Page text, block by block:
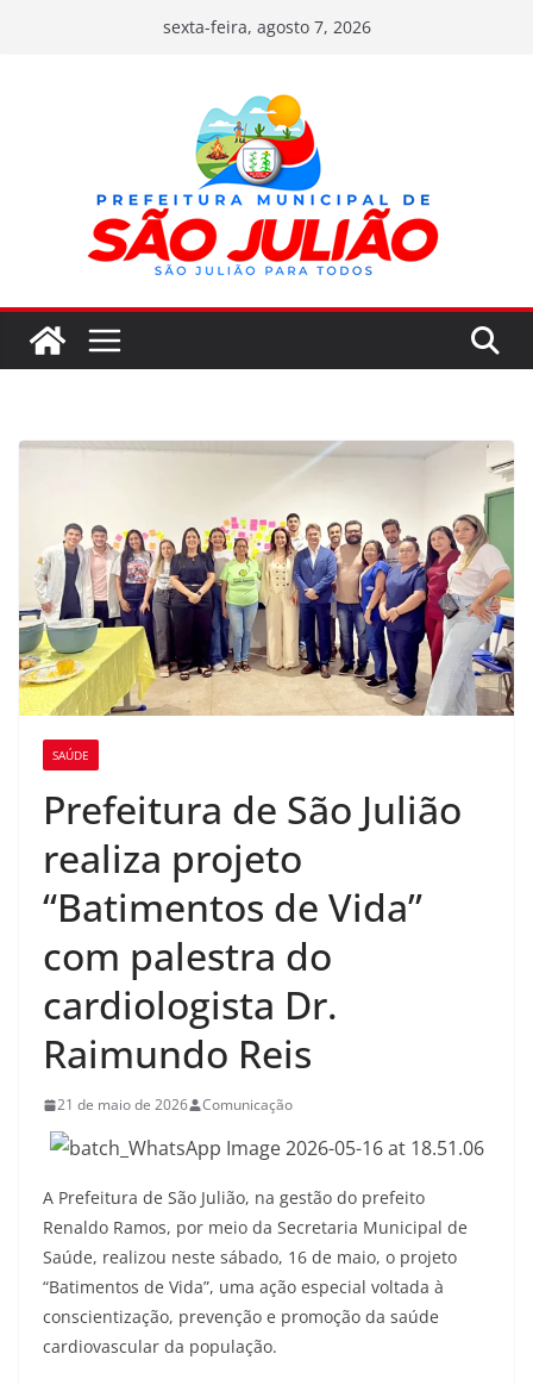
sexta-feira, agosto 7, 2026
SAÚDE
Prefeitura de São Julião
realiza projeto
“Batimentos de Vida”
com palestra do
cardiologista Dr.
Raimundo Reis
21 de maio de 2026 Comunicação
A Prefeitura de São Julião, na gestão do prefeito
Renaldo Ramos, por meio da Secretaria Municipal de
Saúde, realizou neste sábado, 16 de maio, o projeto
“Batimentos de Vida”, uma ação especial voltada à
conscientização, prevenção e promoção da saúde
cardiovascular da população.